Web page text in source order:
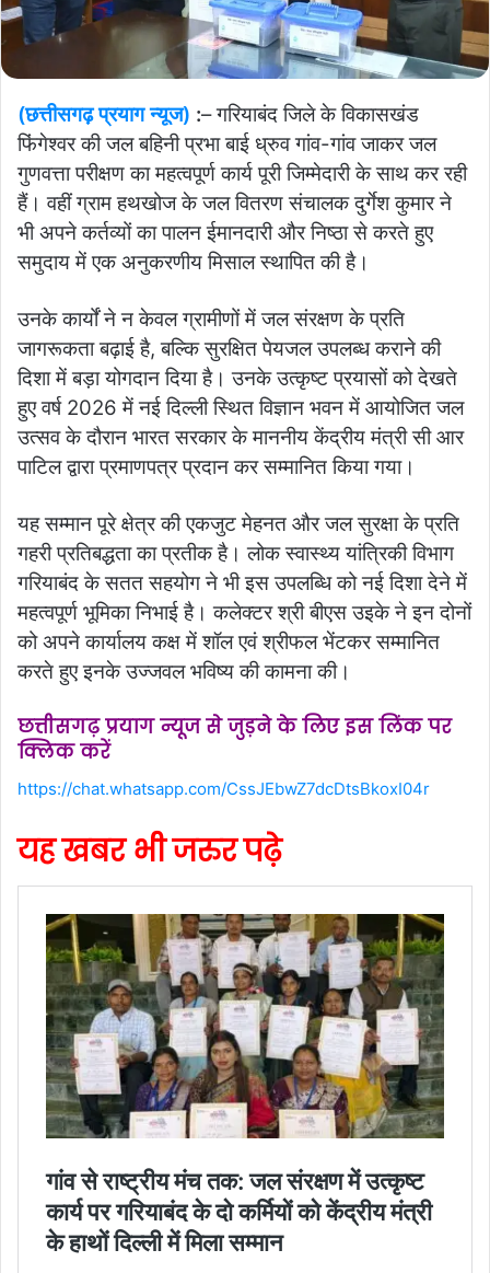
(छत्तीसगढ़ प्रयाग न्यूज) :– गरियाबंद जिले के विकासखंड
फिंगेश्वर की जल बहिनी प्रभा बाई ध्रुव गांव-गांव जाकर जल
गुणवत्ता परीक्षण का महत्वपूर्ण कार्य पूरी जिम्मेदारी के साथ कर रही
हैं। वहीं ग्राम हथखोज के जल वितरण संचालक दुर्गेश कुमार ने
भी अपने कर्तव्यों का पालन ईमानदारी और निष्ठा से करते हुए
समुदाय में एक अनुकरणीय मिसाल स्थापित की है।
उनके कार्यों ने न केवल ग्रामीणों में जल संरक्षण के प्रति
जागरूकता बढ़ाई है, बल्कि सुरक्षित पेयजल उपलब्ध कराने की
दिशा में बड़ा योगदान दिया है। उनके उत्कृष्ट प्रयासों को देखते
हुए वर्ष 2026 में नई दिल्ली स्थित विज्ञान भवन में आयोजित जल
उत्सव के दौरान भारत सरकार के माननीय केंद्रीय मंत्री सी आर
पाटिल द्वारा प्रमाणपत्र प्रदान कर सम्मानित किया गया।
यह सम्मान पूरे क्षेत्र की एकजुट मेहनत और जल सुरक्षा के प्रति
गहरी प्रतिबद्धता का प्रतीक है। लोक स्वास्थ्य यांत्रिकी विभाग
गरियाबंद के सतत सहयोग ने भी इस उपलब्धि को नई दिशा देने में
महत्वपूर्ण भूमिका निभाई है। कलेक्टर श्री बीएस उइके ने इन दोनों
को अपने कार्यालय कक्ष में शॉल एवं श्रीफल भेंटकर सम्मानित
करते हुए इनके उज्जवल भविष्य की कामना की।
छत्तीसगढ़ प्रयाग न्यूज से जुड़ने के लिए इस लिंक पर
क्लिक करें
https://chat.whatsapp.com/CssJEbwZ7dcDtsBkoxI04r
यह खबर भी जरुर पढ़े